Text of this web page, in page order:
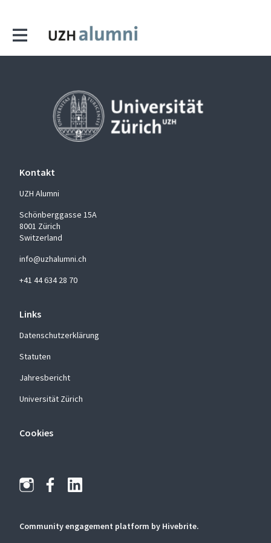
Kontakt
UZH Alumni
Schönberggasse 15A
8001 Zürich
Switzerland
info@uzhalumni.ch
+41 44 634 28 70
Links
Datenschutzerklärung
Statuten
Jahresbericht
Universität Zürich
Cookies
Community engagement platform by Hivebrite.